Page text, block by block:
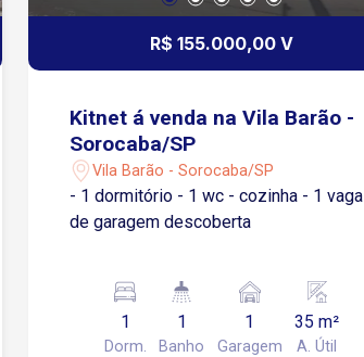
R$ 155.000,00 V
Kitnet á venda na Vila Barão -
Sorocaba/SP
Vila Barão - Sorocaba/SP
- 1 dormitório - 1 wc - cozinha - 1 vaga
de garagem descoberta
1
Dorm.
1
Banho
1
Garagem
35 m²
A. Útil